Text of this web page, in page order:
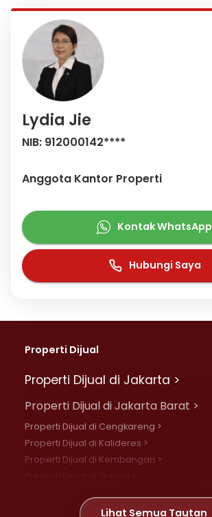
Lydia Jie
NIB: 912000142****
Anggota Kantor Properti
Kontak WhatsApp
Hubungi Saya
Properti Dijual
Properti Dijual di Jakarta >
Properti Dijual di Jakarta Barat >
Properti Dijual di Cengkareng >
Properti Dijual di Kalideres >
Properti Dijual di Kembangan >
Properti Dijual di Meruya >Lihat Semua Tautan